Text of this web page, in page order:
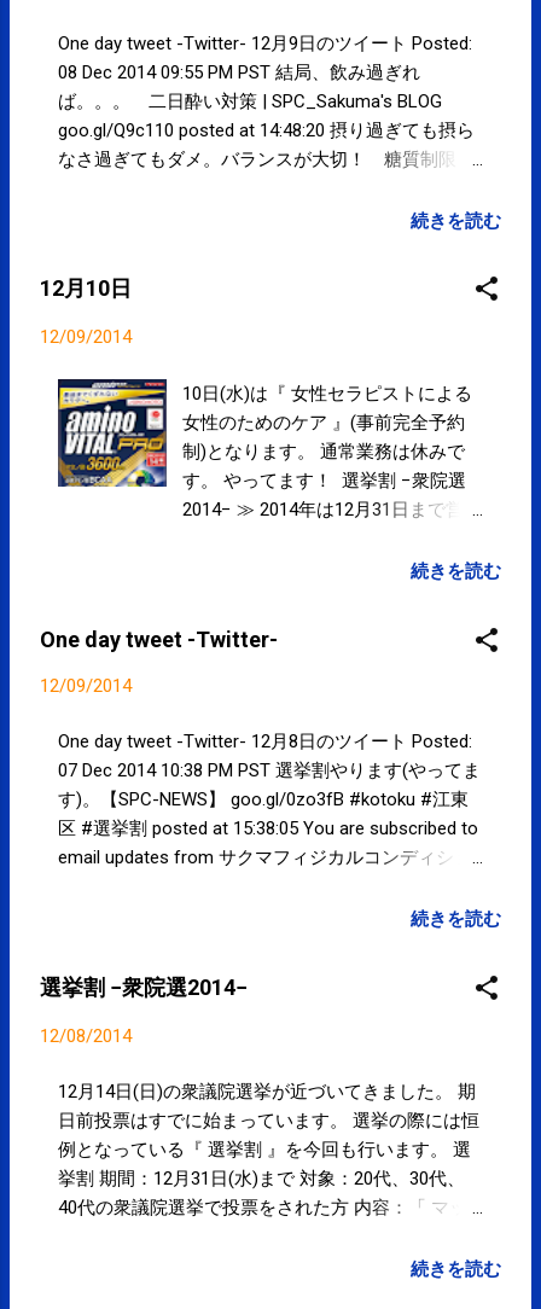
One day tweet -Twitter- 12月9日のツイート Posted:
08 Dec 2014 09:55 PM PST 結局、飲み過ぎれ
ば。。。 二日酔い対策 | SPC_Sakuma's BLOG
goo.gl/Q9c110 posted at 14:48:20 摂り過ぎても摂ら
なさ過ぎてもダメ。バランスが大切！ 糖質制限 |
14:55:08 You are subscribed to email updates from
Twilog To stop receiving these emails, you may
unsubscribe now . Email delivery powered by Google
Google Inc., 1600 Amphitheatre Parkway, Mountain
続きを読む
12月10日
12/09/2014
10日(水)は『 女性セラピストによる
女性のためのケア 』(事前完全予約
制)となります。 通常業務は休みで
す。 やってます！ 選挙割 −衆院選
2014− ≫ 2014年は12月31日まで営業
ショニング・パフォーマンスアップ
な通院に SPCstyle-club » アミノバ
イタル プロ 好評発売中！！
続きを読む
One day tweet -Twitter-
12/09/2014
One day tweet -Twitter- 12月8日のツイート Posted:
07 Dec 2014 10:38 PM PST 選挙割やります(やってま
す)。【SPC-NEWS】 goo.gl/0zo3fB #kotoku #江東
区 #選挙割 posted at 15:38:05 You are subscribed to
email updates from サクマフィジカルコンディショ
emails, you may unsubscribe now . Email delivery
Parkway, Mountain View, CA 94043, United States
続きを読む
選挙割 −衆院選2014−
12/08/2014
12月14日(日)の衆議院選挙が近づいてきました。 期
日前投票はすでに始まっています。 選挙の際には恒
例となっている『 選挙割 』を今回も行います。 選
挙割 期間：12月31日(水)まで 対象：20代、30代、
40代の衆議院選挙で投票をされた方 内容：「 マッ
」を4,000円(通常6,000円)にてお受けいただけます。
続きを読む